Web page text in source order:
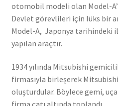
otomobil modeli olan Model-
Devlet görevlileri için lüks bir
Model-A, Japonya tarihindeki
yapılan araçtır.
1934 yılında Mitsubishi
firmasıyla birleşerek
oluşturdular. Böylece gemi,